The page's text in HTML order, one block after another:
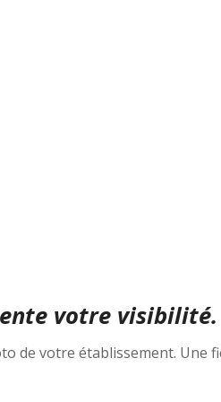
votre visibilité.
de votre établissement. Une